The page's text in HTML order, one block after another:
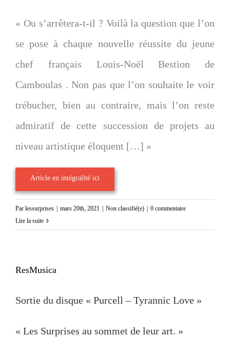
« Ou s’arrêtera-t-il ? Voilà la question que l’on
se pose à chaque nouvelle réussite du jeune
chef français Louis-Noël Bestion de
Camboulas . Non pas que l’on souhaite le voir
trébucher, bien au contraire, mais l’on reste
admiratif de cette succession de projets au
niveau artistique éloquent […] »
Article en intégralité ici
Par lessurprises | mars 20th, 2021 | Non classifié(e) | 0 commentaire
Lire la suite
ResMusica
Sortie du disque « Purcell – Tyrannic Love »
« Les Surprises au sommet de leur art. »